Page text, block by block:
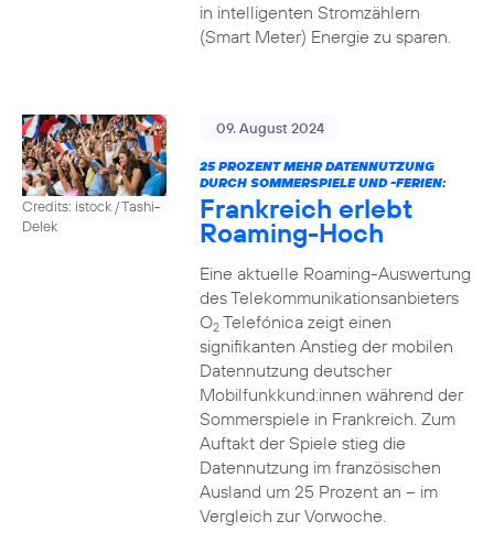
in intelligenten Stromzählern
(Smart Meter) Energie zu sparen.
Credits: istock / Tashi-
Delek
09. August 2024
25 PROZENT MEHR DATENNUTZUNG
DURCH SOMMERSPIELE UND -FERIEN:
Frankreich erlebt
Roaming-Hoch
Eine aktuelle Roaming-Auswertung
des Telekommunikationsanbieters
O2Telefónica zeigt einen
signifikanten Anstieg der mobilen
Datennutzung deutscher
Mobilfunkkund:innen während der
Sommerspiele in Frankreich. Zum
Auftakt der Spiele stieg die
Datennutzung im französischen
Ausland um 25 Prozent an – im
Vergleich zur Vorwoche.